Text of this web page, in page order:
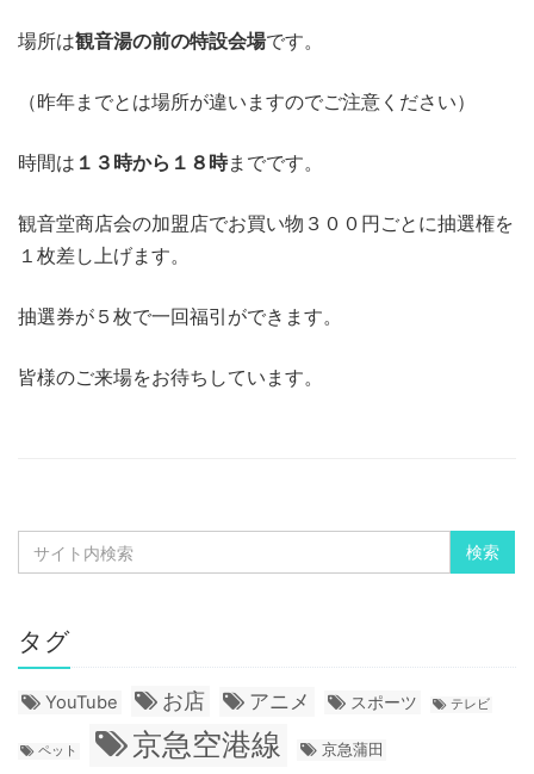
場所は観音湯の前の特設会場です。
（昨年までとは場所が違いますのでご注意ください）
時間は １３時から１８時までです。
観音堂商店会の加盟店でお買い物３００円ごとに抽選権を
１枚差し上げます。
抽選券が５枚で一回福引ができます。
皆様のご来場をお待ちしています。
タグ
YouTube お店 アニメ スポーツ テレビ
ペット 京急空港線 京急蒲田